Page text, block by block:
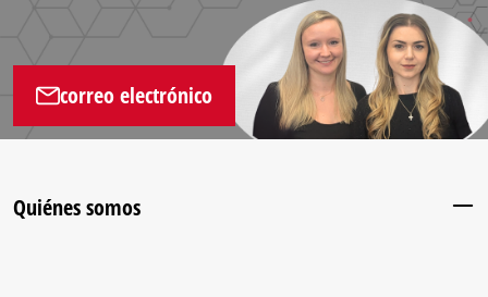
correo electrónico
Quiénes somos